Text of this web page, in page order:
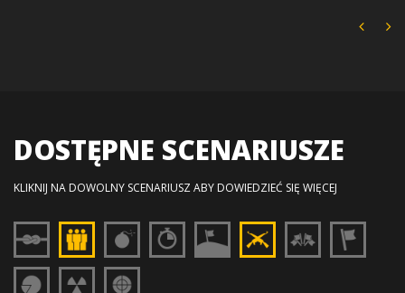
DOSTĘPNE SCENARIUSZE
KLIKNIJ NA DOWOLNY SCENARIUSZ ABY DOWIEDZIEĆ SIĘ WIĘCEJ